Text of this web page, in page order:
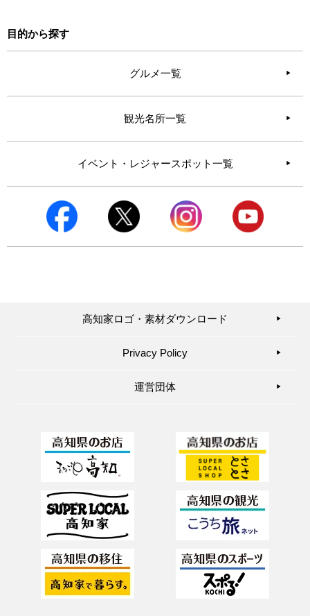
目的から探す
グルメ一覧
観光名所一覧
イベント・レジャースポット一覧
高知家ロゴ・素材ダウンロード ▶︎
Privacy Policy ▶︎
運営団体 ▶︎